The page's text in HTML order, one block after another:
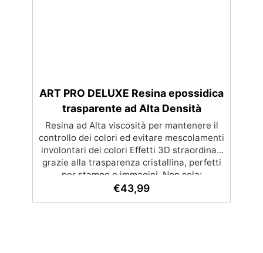
ART PRO DELUXE Resina epossidica
trasparente ad Alta Densità
Resina ad Alta viscosità per mantenere il
controllo dei colori ed evitare mescolamenti
involontari dei colori Effetti 3D straordinari
grazie alla trasparenza cristallina, perfetti
per stampe e immagini. Non cola:
Applicazione versatile su superfici
€43,99